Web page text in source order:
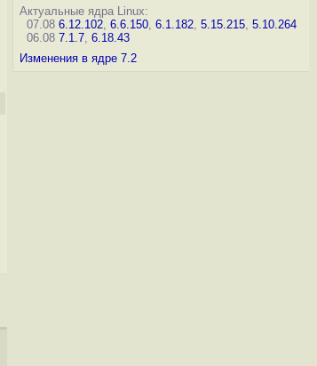
Актуальные ядра Linux:
07.08 6.12.102, 6.6.150, 6.1.182, 5.15.215, 5.10.264
06.08 7.1.7, 6.18.43
Изменения в ядре 7.2